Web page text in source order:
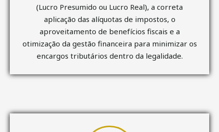
(Lucro Presumido ou Lucro Real), a correta
aplicação das alíquotas de impostos, o
aproveitamento de benefícios fiscais e a
otimização da gestão financeira para minimizar os
encargos tributários dentro da legalidade.